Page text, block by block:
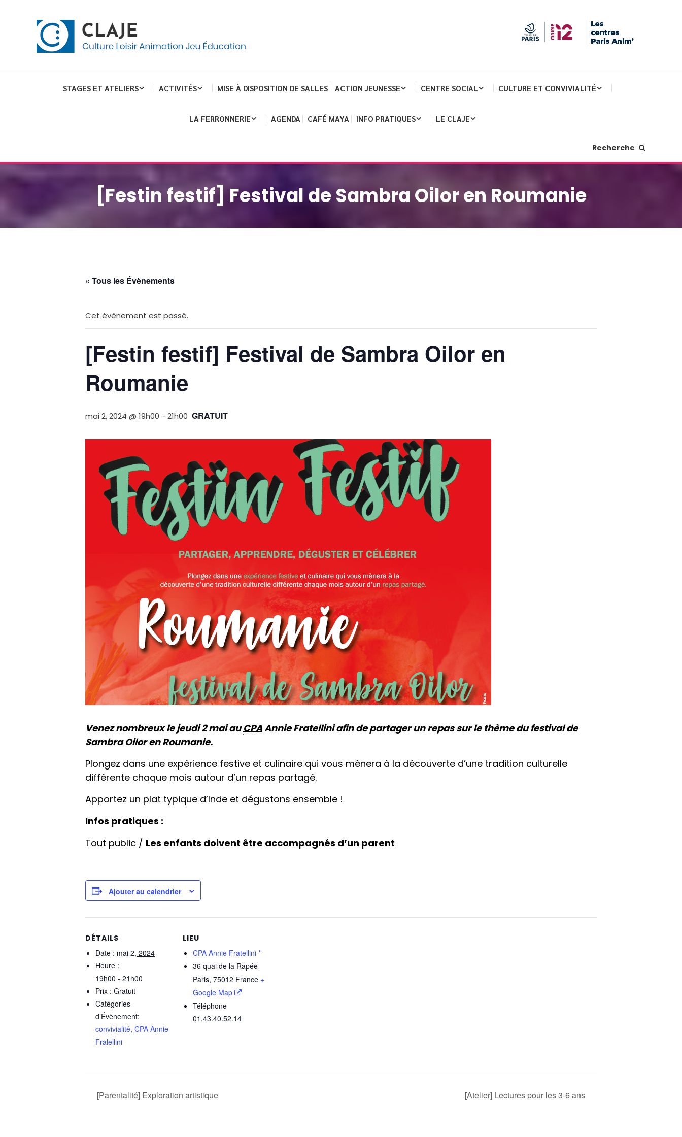
Claje
STAGES ET ATELIERS ACTIVITÉS MISE À DISPOSITION DE SALLES ACTION JEUNESSE CENTRE SOCIAL CULTURE ET CONVIVIALITÉ
LA FERRONNERIE AGENDA CAFÉ MAYA INFO PRATIQUES LE CLAJE
Recherche
[Festin festif] Festival de Sambra Oilor en Roumanie
« Tous les Évènements
Cet évènement est passé.
[Festin festif] Festival de Sambra Oilor en
Roumanie
mai 2, 2024 @ 19h00 - 21h00 GRATUIT
Venez nombreux le jeudi 2 mai auCPAAnnie Fratellini afin de partager un repas sur le thème du festival de
Sambra Oilor en Roumanie.
Plongez dans une expérience festive et culinaire qui vous mènera à la découverte d’une tradition culturelle
différente chaque mois autour d’un repas partagé.
Apportez un plat typique d’Inde et dégustons ensemble !
Infos pratiques :
Tout public / Les enfants doivent être accompagnés d’un parent
Ajouter au calendrier
DÉTAILS
Date : mai 2, 2024
Heure :
19h00 - 21h00
Prix : Gratuit
Catégories
d’Évènement:
convivialité, CPA Annie
Fralellini
LIEU
CPA Annie Fratellini *
36 quai de la Rapée
Paris, 75012 France +
Google Map
Téléphone
01.43.40.52.14
[Parentalité] Exploration artistique [Atelier] Lectures pour les 3-6 ans